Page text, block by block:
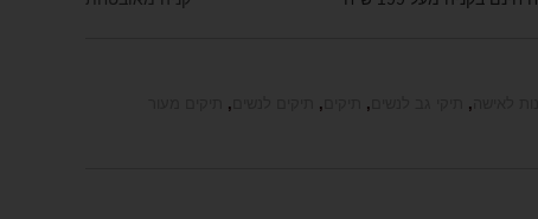
,
,
,
,